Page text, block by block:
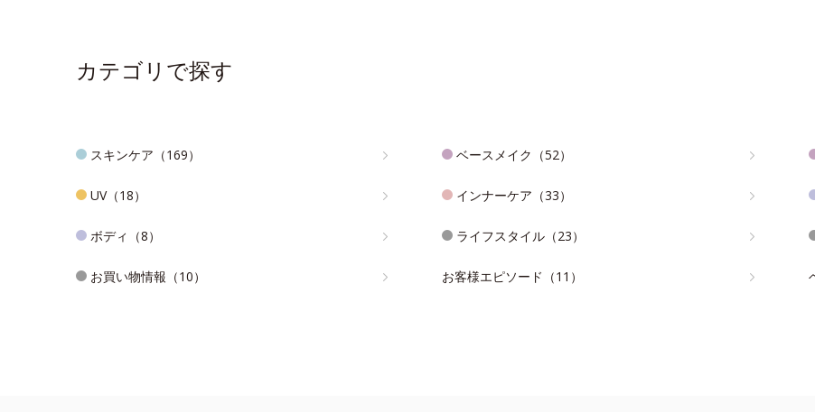
カテゴリで探す
スキンケア（169） ベースメイク（52）
UV（18） インナーケア（33）
ボディ（8） ライフスタイル（23）
お買い物情報（10） お客様エピソード（11）